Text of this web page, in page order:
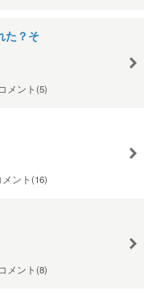
た？そ
コメント(5)
メント(16)
コメント(8)